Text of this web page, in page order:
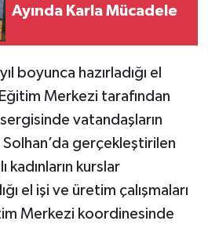
Ayında Karla Mücadele
boyunca hazırladığı el
Merkezi tarafından
vatandaşların
gerçekleştirilen
kurslar
el işi ve üretim çalışmaları
Merkezi koordinesinde